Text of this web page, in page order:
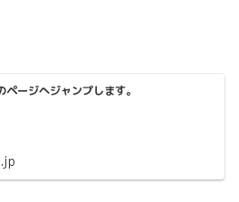
ページへジャンプします。